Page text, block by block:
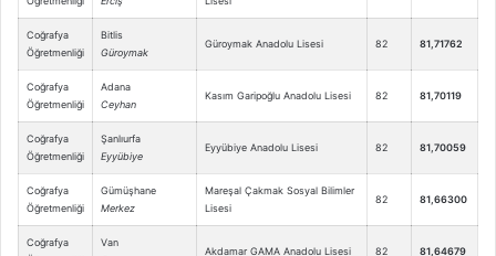
Coğrafya
Öğretmenliği
Bitlis
Güroymak
Güroymak Anadolu Lisesi 82 81,71762
Coğrafya
Öğretmenliği
Adana
Ceyhan
Kasım Garipoğlu Anadolu Lisesi 82 81,70119
Coğrafya
Öğretmenliği
Şanlıurfa
Eyyübiye
Eyyübiye Anadolu Lisesi 82 81,70059
Coğrafya
Öğretmenliği
Gümüşhane
Merkez
Mareşal Çakmak Sosyal Bilimler
Lisesi
82 81,66300
Coğrafya
Van
Akdamar GAMA Anadolu Lisesi 82 81,64679